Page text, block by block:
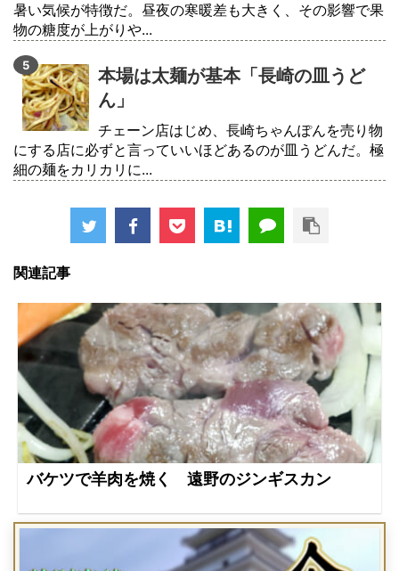
暑い気候が特徴だ。昼夜の寒暖差も大きく、その影響で果
物の糖度が上がりや...
本場は太麺が基本「長崎の皿うど
ん」
チェーン店はじめ、長崎ちゃんぽんを売り物
にする店に必ずと言っていいほどあるのが皿うどんだ。極
細の麺をカリカリに...
関連記事
バケツで羊肉を焼く 遠野のジンギスカン